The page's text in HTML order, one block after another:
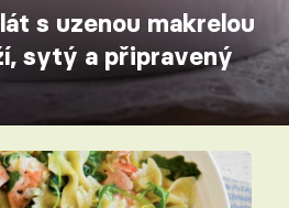
s uzenou makrelou
sytý a připravený